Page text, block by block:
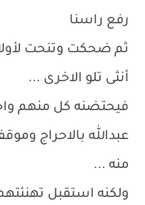
رفع راسنا
ثم ضحكت وتنحت
أنثى تلو الاخرى ...
فيحتضنه كل منهم
عبدالله بالاحراج
منه ...
ولكنه استقبل